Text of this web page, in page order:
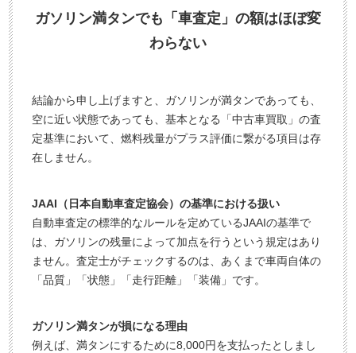
3
0
す
ぐ
無
料
申
込
み
電
話
で
に
ご
ガソリン満タンでも「車査定」の額はほぼ変
わらない
結論から申し上げますと、ガソリンが満タンであっても、
空に近い状態であっても、基本となる「中古車買取」の査
定基準において、燃料残量がプラス評価に繋がる項目は存
在しません。
JAAI（日本自動車査定協会）の基準における扱い
自動車査定の標準的なルールを定めているJAAIの基準で
は、ガソリンの残量によって加点を行うという規定はあり
ません。査定士がチェックするのは、あくまで車両自体の
「品質」「状態」「走行距離」「装備」です。
ガソリン満タンが損になる理由
例えば、満タンにするために8,000円を支払ったとしまし